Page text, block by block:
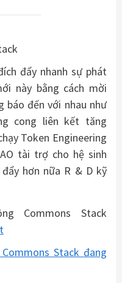
đẩy nhanh sự phát
này bằng cách mời
đến với nhau như
cong liên kết tăng
Token Engineering
tài trợ cho hệ sinh
hơn nữa R & D kỹ
Commons Stack
Stack đang